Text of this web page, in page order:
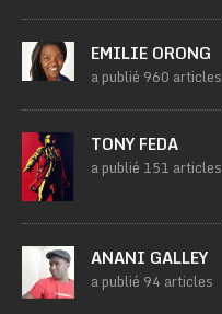
EMILIE ORONG
a publié 960 articles
TONY FEDA
a publié 151 articles
ANANI GALLEY
a publié 94 articles